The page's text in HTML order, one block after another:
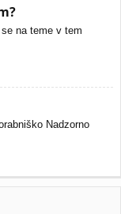
na teme v tem
Nadzorno